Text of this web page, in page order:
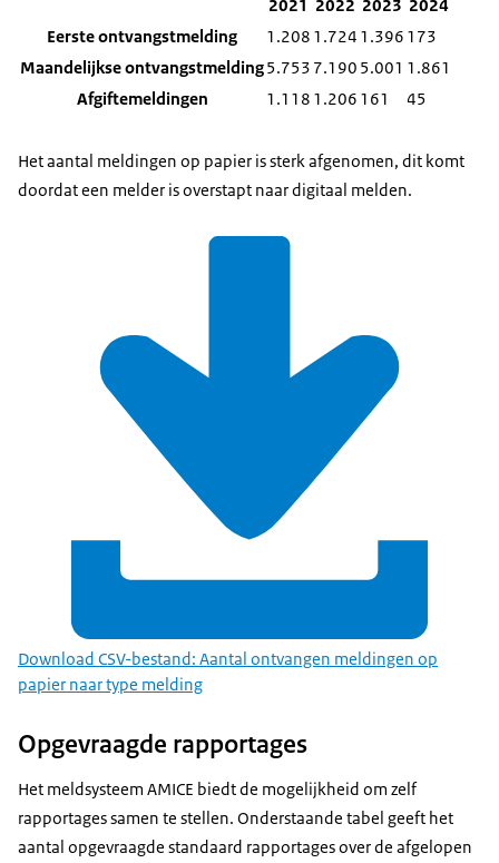
2021 2022 2023 2024
Eerste ontvangstmelding
1.208 1.724 1.396 173
Maandelijkse ontvangstmelding5.753 7.190 5.001 1.861
Afgiftemeldingen
1.118 1.206 161 45
Het aantal meldingen op papier is sterk afgenomen, dit komt
doordat een melder is overstapt naar digitaal melden.
Download CSV-bestand: Aantal ontvangen meldingen op
papier naar type melding
Opgevraagde rapportages
Het meldsysteem AMICE biedt de mogelijkheid om zelf
rapportages samen te stellen. Onderstaande tabel geeft het
aantal opgevraagde standaard rapportages over de afgelopen